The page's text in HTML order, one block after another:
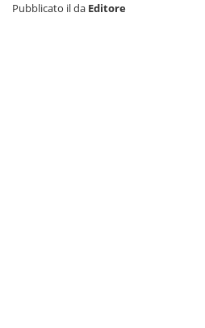
Pubblicato ilda Editore